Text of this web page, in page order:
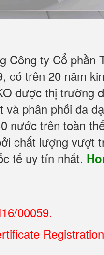
Công ty Cổ phần
có trên 20 năm
được thị trường
phân phối đa
nước trên toàn
chất lượng vượt
tế uy tín nhất.
00059.